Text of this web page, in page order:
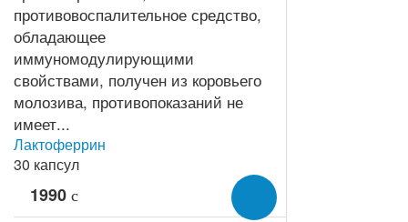
Лактоферрин
30 капсул
1990 c